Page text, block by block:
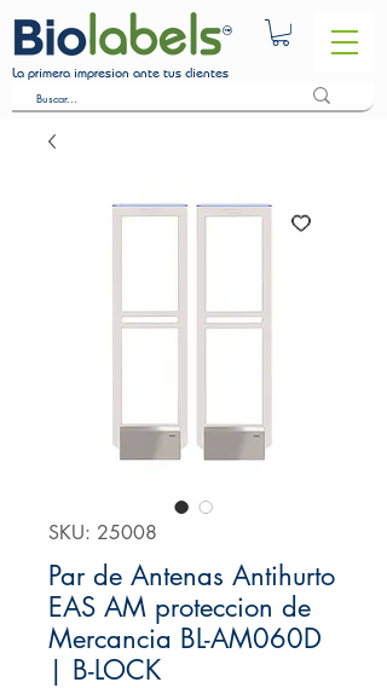
La primera impresion ante tus clientes
SKU: 25008
Par de Antenas Antihurto
EAS AM proteccion de
Mercancia BL-AM060D
| B-LOCK